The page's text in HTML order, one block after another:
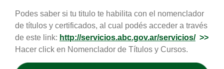
Podes saber si tu titulo te habilita con el nomenclador
de títulos y certificados, al cual podés acceder a través
de este link: http://servicios.abc.gov.ar/servicios/>>
Hacer click en Nomenclador de Títulos y Cursos.